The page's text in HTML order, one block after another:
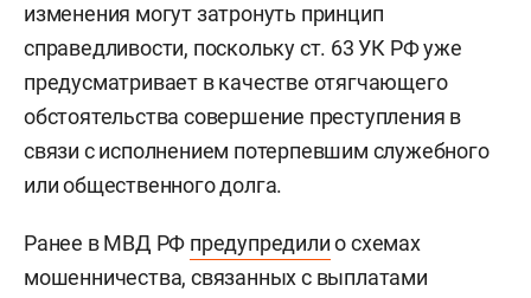
изменения могут затронуть принцип
справедливости, поскольку ст. 63 УК РФ уже
предусматривает в качестве отягчающего
обстоятельства совершение преступления в
связи с исполнением потерпевшим служебного
или общественного долга.
Ранее в МВД РФ предупредилио схемах
мошенничества, связанных с выплатами